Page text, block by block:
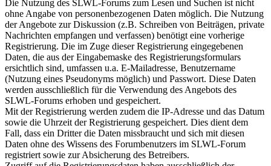
Die Nutzung des SLWL-Forums zum Lesen und Suchen ist nicht
ohne Angabe von personenbezogenen Daten möglich. Die Nutzung
der Angebote zur Diskussion (z.B. Schreiben von Beiträgen, private
Nachrichten empfangen und verfassen) benötigt eine vorherige
Registrierung. Die im Zuge dieser Registrierung eingegebenen
Daten, die aus der Eingabemaske des Registrierungsformulars
ersichtlich sind, umfassen u.a. E-Mailadresse, Benutzername
(Nutzung eines Pseudonyms möglich) und Passwort. Diese Daten
werden ausschließlich für die Verwendung des Angebots des
SLWL-Forums erhoben und gespeichert.
Mit der Registrierung werden zudem die IP-Adresse und das Datum
sowie die Uhrzeit der Registrierung gespeichert. Dies dient dem
Fall, dass ein Dritter die Daten missbraucht und sich mit diesen
Daten ohne des Wissens des Forumbenutzers im SLWL-Forum
registriert sowie zur Absicherung des Betreibers.